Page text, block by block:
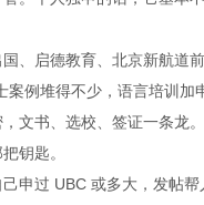
、启德教育、北京新航道
案例堆得不少，语言培训加
文书、选校、签证一条龙
钥匙。
申过 UBC 或多大，发帖